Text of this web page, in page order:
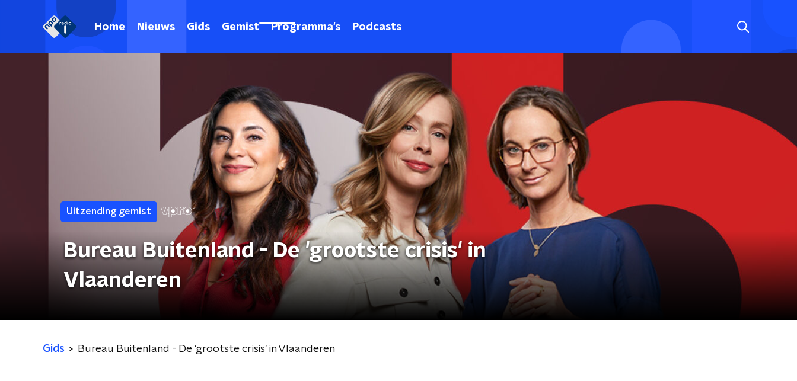
Home Nieuws Gids Gemist Programma's Podcasts
Uitzending gemist
Bureau Buitenland - De 'grootste crisis' in
Vlaanderen
Gids Bureau Buitenland - De 'grootste crisis' in Vlaanderen